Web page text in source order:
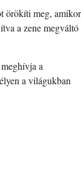
örökíti meg, amikor
a zene megváltó
a
a világukban